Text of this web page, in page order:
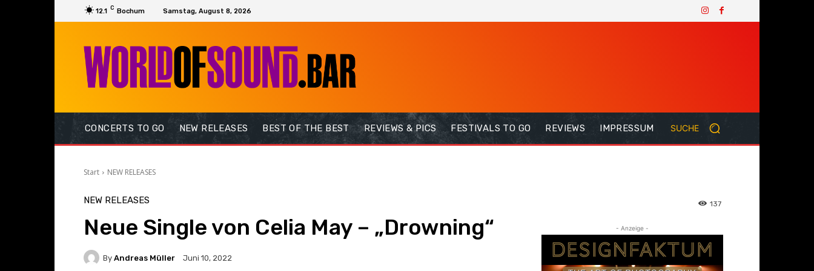
12.1 C Bochum Samstag, August 8, 2026
CONCERTS TO GO NEW RELEASES BEST OF THE BEST REVIEWS & PICS FESTIVALS TO GO REVIEWS IMPRESSUM SUCHE
Start NEW RELEASES
NEW RELEASES
Neue Single von Celia May – „Drowning“
By Andreas Müller Juni 10, 2022
137
- Anzeige -